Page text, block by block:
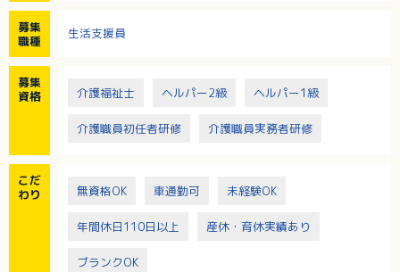
募集
職種
生活支援員
募集
資格
介護福祉士 ヘルパー2級 ヘルパー1級
介護職員初任者研修 介護職員実務者研修
こだ
わり
無資格OK 車通勤可 未経験OK
年間休日110日以上 産休・育休実績あり
ブランクOK